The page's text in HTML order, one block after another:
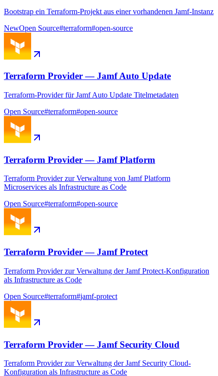
Bootstrap ein Terraform-Projekt aus einer vorhandenen Jamf-Instanz
NewOpen Source#terraform#open-source
Terraform Provider — Jamf Auto Update
Terraform-Provider für Jamf Auto Update Titelmetadaten
Open Source#terraform#open-source
Terraform Provider — Jamf Platform
Terraform Provider zur Verwaltung von Jamf Platform
Microservices als Infrastructure as Code
Open Source#terraform#open-source
Terraform Provider — Jamf Protect
Terraform Provider zur Verwaltung der Jamf Protect-Konfiguration
als Infrastructure as Code
Open Source#terraform#jamf-protect
Terraform Provider — Jamf Security Cloud
Terraform Provider zur Verwaltung der Jamf Security Cloud-
Konfiguration als Infrastructure as Code